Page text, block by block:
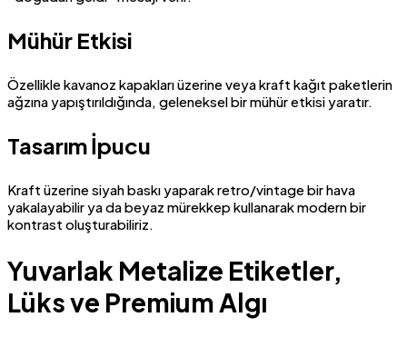
Mühür Etkisi
Özellikle kavanoz kapakları üzerine veya kraft kağıt paketlerin
ağzına yapıştırıldığında, geleneksel bir mühür etkisi yaratır.
Tasarım İpucu
Kraft üzerine siyah baskı yaparak retro/vintage bir hava
yakalayabilir ya da beyaz mürekkep kullanarak modern bir
kontrast oluşturabiliriz.
Yuvarlak Metalize Etiketler,
Lüks ve Premium Algı